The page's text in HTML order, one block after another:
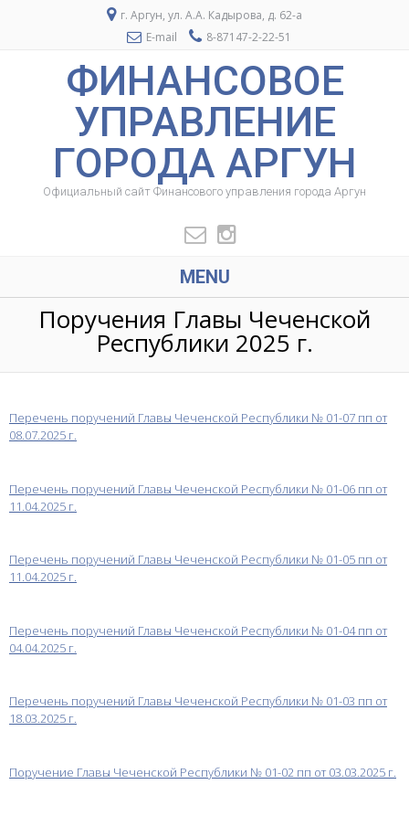
г. Аргун, ул. А.А. Кадырова, д. 62-а
E-mail
8-87147-2-22-51
ФИНАНСОВОЕ
УПРАВЛЕНИЕ
ГОРОДА АРГУН
Официальный сайт Финансового управления города Аргун
MENU
Поручения Главы Чеченской
Республики 2025 г.
Перечень поручений Главы Чеченской Республики № 01-07 пп от
08.07.2025 г.
Перечень поручений Главы Чеченской Республики № 01-06 пп от
11.04.2025 г.
Перечень поручений Главы Чеченской Республики № 01-05 пп от
11.04.2025 г.
Перечень поручений Главы Чеченской Республики № 01-04 пп от
04.04.2025 г.
Перечень поручений Главы Чеченской Республики № 01-03 пп от
18.03.2025 г.
Поручение Главы Чеченской Республики № 01-02 пп от 03.03.2025 г.